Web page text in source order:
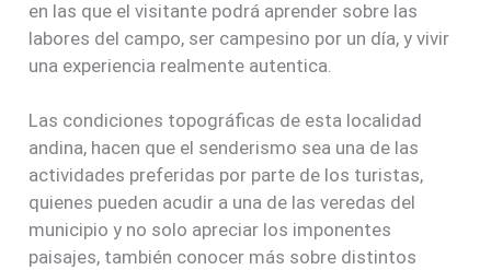
en las que el visitante podrá aprender sobre las
labores del campo, ser campesino por un día, y vivir
una experiencia realmente autentica.
Las condiciones topográficas de esta localidad
andina, hacen que el senderismo sea una de las
actividades preferidas por parte de los turistas,
quienes pueden acudir a una de las veredas del
municipio y no solo apreciar los imponentes
paisajes, también conocer más sobre distintos